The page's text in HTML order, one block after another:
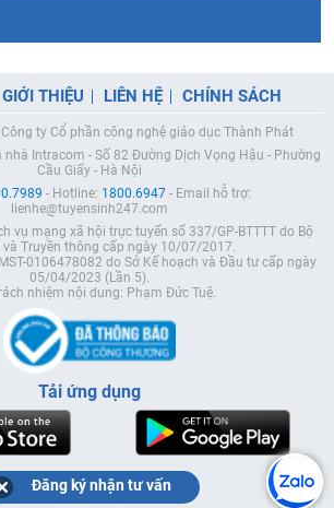
GIỚI THIỆU LIÊN HỆ CHÍNH SÁCH
ty Cổ phần công nghệ giáo dục Thành Phát
nhà Intracom - Số 82 Đường Dịch Vọng Hậu - Phường
Cầu Giấy - Hà Nội
- Hotline: 1800.6947- Email hỗ trợ:
lienhe@tuyensinh247.com
vụ mạng xã hội trực tuyến số 337/GP-BTTTT do Bộ
Truyền thông cấp ngày 10/07/2017.
0106478082 do Sở Kế hoạch và Đầu tư cấp ngày
05/04/2023 (Lần 5).
nhiệm nội dung: Phạm Đức Tuệ.
Tải ứng dụng
Đăng ký nhận tư vấn